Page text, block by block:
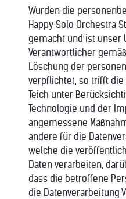
Wurden die
Happy Solo Orchestra
gemacht und ist unser
Verantwortlicher gemäß
Löschung der
verpflichtet, so trifft die
Teich unter
Technologie und der
angemessene
andere für die
welche die
Daten verarbeiten,
dass die betroffene
die Datenverarbeitung